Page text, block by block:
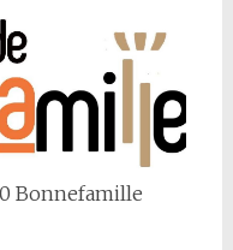
Bonnefamille